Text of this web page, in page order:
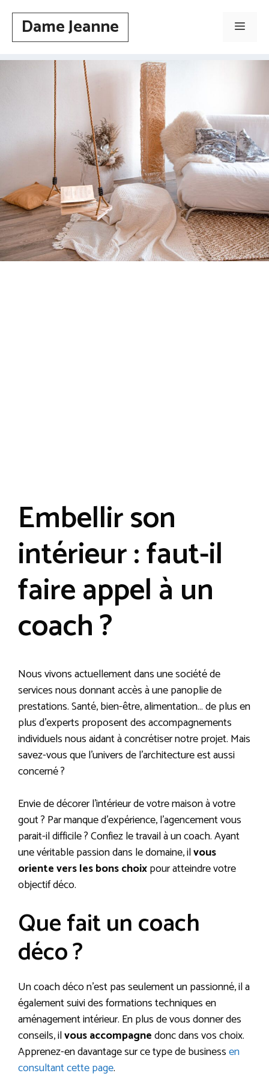
contenuDame Jeanne Menu
Embellir son
intérieur : faut-il
faire appel à un
coach ?
Nous vivons actuellement dans une société de
services nous donnant accès à une panoplie de
prestations. Santé, bien-être, alimentation… de plus en
plus d’experts proposent des accompagnements
individuels nous aidant à concrétiser notre projet. Mais
savez-vous que l’univers de l’architecture est aussi
concerné ?
Envie de décorer l’intérieur de votre maison à votre
gout ? Par manque d’expérience, l’agencement vous
parait-il difficile ? Confiez le travail à un coach. Ayant
une véritable passion dans le domaine, ilvous
oriente vers les bons choixpour atteindre votre
objectif déco.
Que fait un coach
déco ?
Un coach déco n’est pas seulement un passionné, il a
également suivi des formations techniques en
aménagement intérieur. En plus de vous donner des
conseils, ilvous accompagnedonc dans vos choix.
Apprenez-en davantage sur ce type de businessen
consultant cette page.